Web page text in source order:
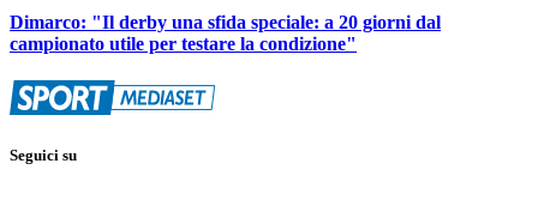
Dimarco: "Il derby una sfida speciale: a 20 giorni dal
campionato utile per testare la condizione"
Seguici su